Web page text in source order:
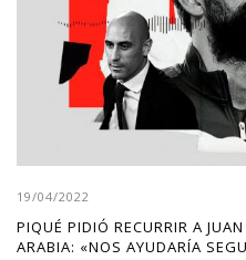
19/04/2022
PIQUÉ PIDIÓ RECURRIR A
ARABIA: «NOS AYUDARÍA